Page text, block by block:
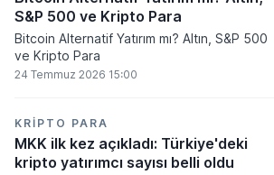
S&P 500 ve Kripto Para
Bitcoin Alternatif Yatırım mı? Altın, S&P 500
ve Kripto Para
24 Temmuz 2026 15:00
KRIPTO PARA
MKK ilk kez açıkladı: Türkiye'deki
kripto yatırımcı sayısı belli oldu